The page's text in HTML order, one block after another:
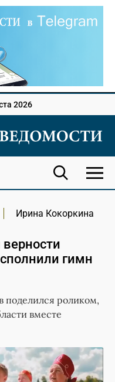
2026
Ирина Кокоркина
гимн
поделился роликом,
вместе